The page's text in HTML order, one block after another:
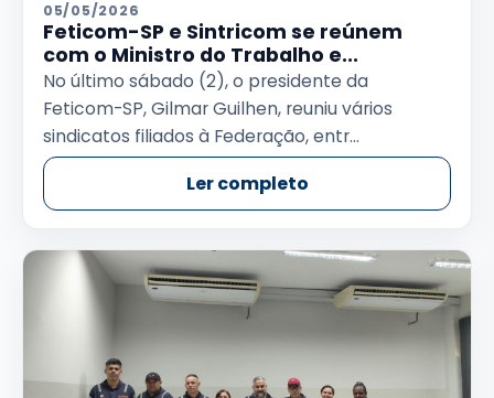
05/05/2026
Feticom-SP e Sintricom se reúnem
com o Ministro do Trabalho e...
No último sábado (2), o presidente da
Feticom-SP, Gilmar Guilhen, reuniu vários
sindicatos filiados à Federação, entr...
Ler completo